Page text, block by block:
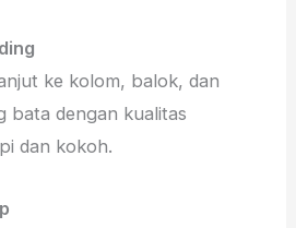
ke kolom, balok, dan
bata dengan kualitas
dan kokoh.